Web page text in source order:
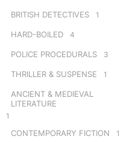
BRITISH DETECTIVES 1
HARD-BOILED 4
POLICE PROCEDURALS 3
THRILLER & SUSPENSE 1
ANCIENT & MEDIEVAL
LITERATURE
1
CONTEMPORARY FICTION 1